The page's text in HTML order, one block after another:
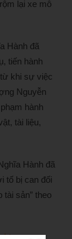
lại xe mô
Hành đã
tiến hành
khi sự việc
Nguyễn
hành
tài liệu,
Hành đã
tố bị can đối
tài sản” theo
trom-xe-